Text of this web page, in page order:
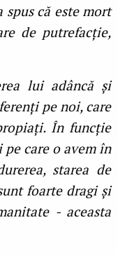
că este mort
de putrefacție,
lui adâncă și
pe noi, care
În funcție
care o avem în
starea de
foarte dragi și
- aceasta